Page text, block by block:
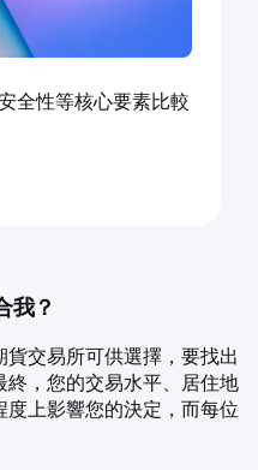
全性等核心要素比較
我？
交易所可供選擇，要找出
，您的交易水平、居住地
上影響您的決定，而每位